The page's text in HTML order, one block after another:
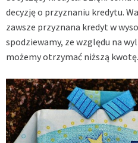
decyzję o przyznaniu kredytu.
zawsze przyznana kredyt w
spodziewamy, ze względu na
możemy otrzymać niższą kwotę.